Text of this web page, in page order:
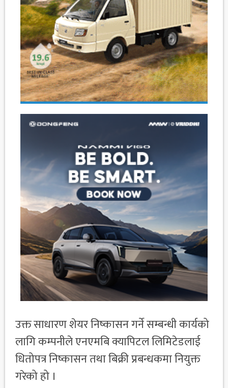
उक्त साधारण शेयर निष्कासन गर्ने सम्बन्धी कार्यको
लागि कम्पनीले एनएमबि क्यापिटल लिमिटेडलाई
धितोपत्र निष्कासन तथा बिक्री प्रबन्धकमा नियुक्त
गरेको हो ।